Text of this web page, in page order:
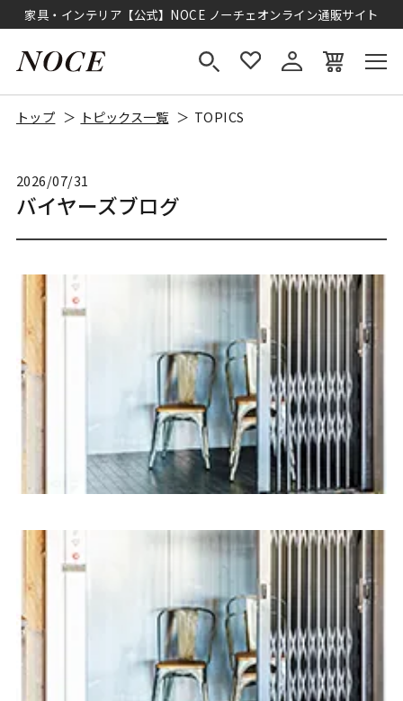
家具・インテリア【公式】NOCE ノーチェオンライン通販サイト
トップ トピックス一覧 TOPICS
2026/07/31
バイヤーズブログ